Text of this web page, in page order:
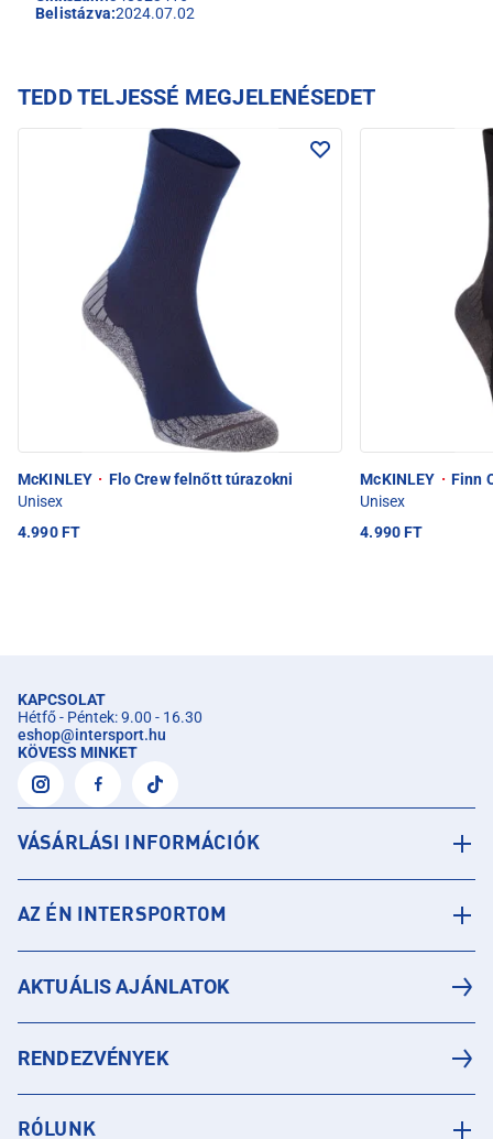
Belistázva:2024.07.02
TEDD TELJESSÉ MEGJELENÉSEDET
McKINLEY · Flo Crew felnőtt túrazokni
Unisex
4.990 FT
McKINLEY · Finn
Unisex
4.990 FT
KAPCSOLAT
Hétfő - Péntek: 9.00 - 16.30
eshop@intersport.hu
KÖVESS MINKET
VÁSÁRLÁSI INFORMÁCIÓK
AZ ÉN INTERSPORTOM
AKTUÁLIS AJÁNLATOK
RENDEZVÉNYEK
RÓLUNK